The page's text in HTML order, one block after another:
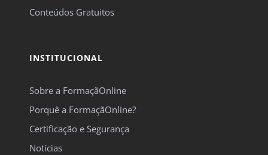
Conteúdos Gratuitos
INSTITUCIONAL
Sobre a FormaçãOnline
Porquê a FormaçãOnline?
Certificação e Segurança
Notícias